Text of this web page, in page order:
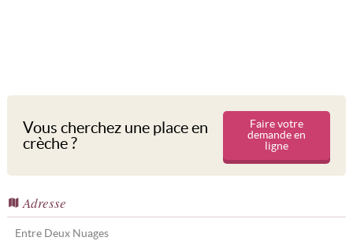
Vous cherchez une place en
crèche ?
Faire votre
demande en
ligne
Adresse
Entre Deux Nuages